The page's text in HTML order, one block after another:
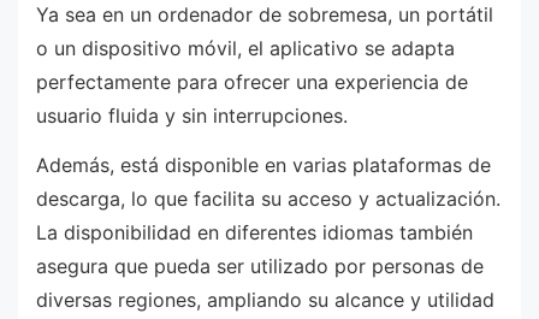
Ya sea en un ordenador de sobremesa, un portátil
o un dispositivo móvil, el aplicativo se adapta
perfectamente para ofrecer una experiencia de
usuario fluida y sin interrupciones.
Además, está disponible en varias plataformas de
descarga, lo que facilita su acceso y actualización.
La disponibilidad en diferentes idiomas también
asegura que pueda ser utilizado por personas de
diversas regiones, ampliando su alcance y utilidad